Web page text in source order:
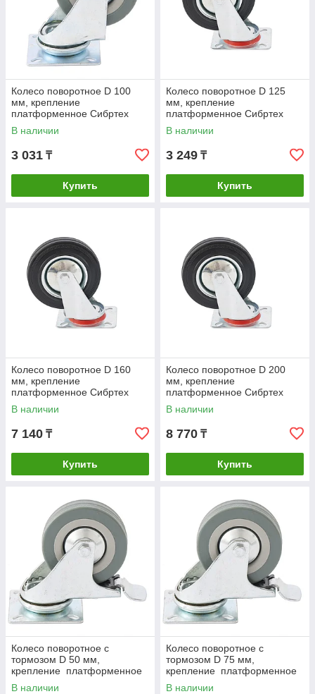
Колесо поворотное D 100
мм, крепление
платформенное Сибртех
В наличии
3 031 ₸
Купить
Колесо поворотное D 125
мм, крепление
платформенное Сибртех
В наличии
3 249 ₸
Купить
Колесо поворотное D 160
мм, крепление
платформенное Сибртех
В наличии
7 140 ₸
Купить
Колесо поворотное D 200
мм, крепление
платформенное Сибртех
В наличии
8 770 ₸
Купить
Колесо поворотное с
тормозом D 50 мм,
крепление платформенное
Сибртех
В наличии
Колесо поворотное с
тормозом D 75 мм,
крепление платформенное
Сибртех
В наличии